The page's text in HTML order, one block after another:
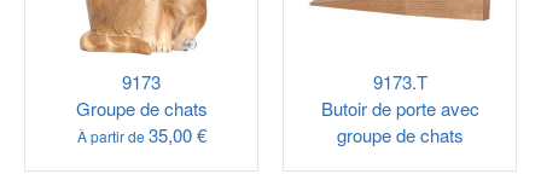
9173
Groupe de chats
À partir de 35,00 €
9173.T
Butoir de porte avec
groupe de chats